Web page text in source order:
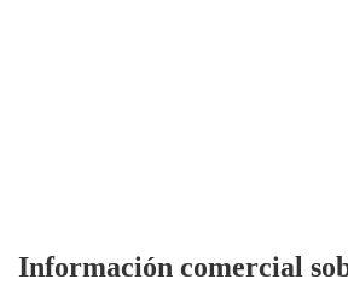
Información comercial